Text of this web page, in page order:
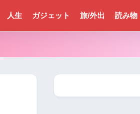
人生 ガジェット 旅/外出 読み物